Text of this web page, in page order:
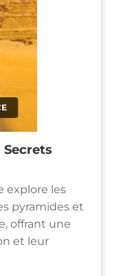
Secrets
explore les
pyramides et
offrant une
et leur